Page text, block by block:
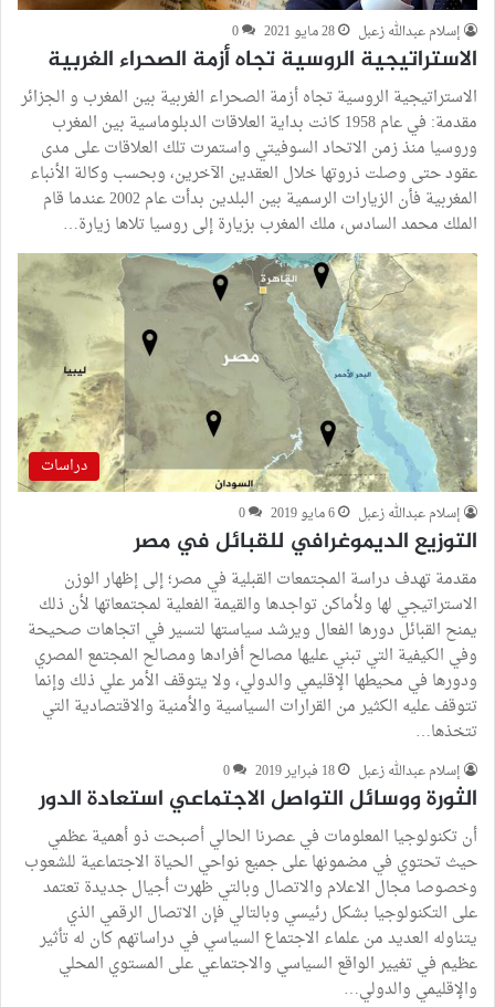
إسلام عبدالله زعبل 28 مايو 2021 0
الاستراتيجية الروسية تجاه أزمة الصحراء الغربية
الاستراتيجية الروسية تجاه أزمة الصحراء الغربية بين المغرب و الجزائر
مقدمة: في عام 1958 كانت بداية العلاقات الدبلوماسية بين المغرب
وروسيا منذ زمن الاتحاد السوفيتي واستمرت تلك العلاقات على مدى
عقود حتى وصلت ذروتها خلال العقدين الآخرين، وبحسب وكالة الأنباء
المغربية فأن الزيارات الرسمية بين البلدين بدأت عام 2002 عندما قام
الملك محمد السادس، ملك المغرب بزيارة إلى روسيا تلاها زيارة…
دراسات
إسلام عبدالله زعبل 6 مايو 2019 0
التوزيع الديموغرافي للقبائل في مصر
مقدمة تهدف دراسة المجتمعات القبلية في مصر؛ إلى إظهار الوزن
الاستراتيجي لها ولأماكن تواجدها والقيمة الفعلية لمجتمعاتها لأن ذلك
يمنح القبائل دورها الفعال ويرشد سياستها لتسير في اتجاهات صحيحة
وفي الكيفية التي تبني عليها مصالح أفرادها ومصالح المجتمع المصري
ودورها في محيطها الإقليمي والدولي، ولا يتوقف الأمر علي ذلك وإنما
تتوقف عليه الكثير من القرارات السياسية والأمنية والاقتصادية التي
تتخذها…
إسلام عبدالله زعبل 18 فبراير 2019 0
الثورة ووسائل التواصل الاجتماعي استعادة الدور
أن تكنولوجيا المعلومات في عصرنا الحالي أصبحت ذو أهمية عظمي
حيث تحتوي في مضمونها على جميع نواحي الحياة الاجتماعية للشعوب
وخصوصا مجال الاعلام والاتصال وبالتي ظهرت أجيال جديدة تعتمد
على التكنولوجيا بشكل رئيسي وبالتالي فإن الاتصال الرقمي الذي
يتناوله العديد من علماء الاجتماع السياسي في دراساتهم كان له تأثير
عظيم في تغيير الواقع السياسي والاجتماعي على المستوي المحلي
والإقليمي والدولي…